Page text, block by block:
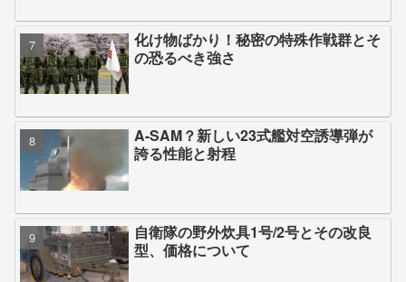
化け物ばかり！秘密の特殊作戦群とそ
の恐るべき強さ
A-SAM？新しい23式艦対空誘導弾が
誇る性能と射程
自衛隊の野外炊具1号/2号とその改良
型、価格について